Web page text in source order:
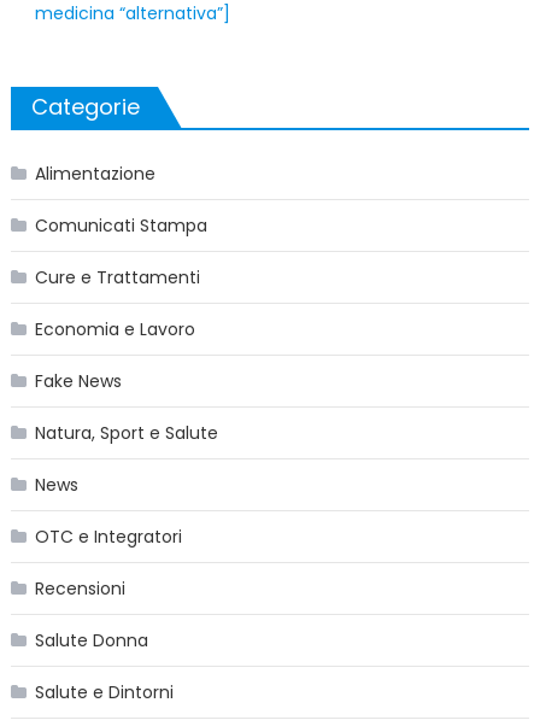
medicina “alternativa”]
Categorie
Alimentazione
Comunicati Stampa
Cure e Trattamenti
Economia e Lavoro
Fake News
Natura, Sport e Salute
News
OTC e Integratori
Recensioni
Salute Donna
Salute e Dintorni